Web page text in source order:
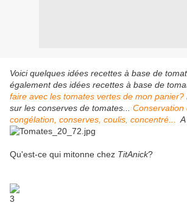
Voici quelques idées recettes à base de
également des idées recettes à base de
faire avec les tomates vertes de mon panier?
sur les conserves de tomates... Conservation
congélation, conserves, coulis, concentré...
Qu'est-ce qui mitonne chez TitAnick?